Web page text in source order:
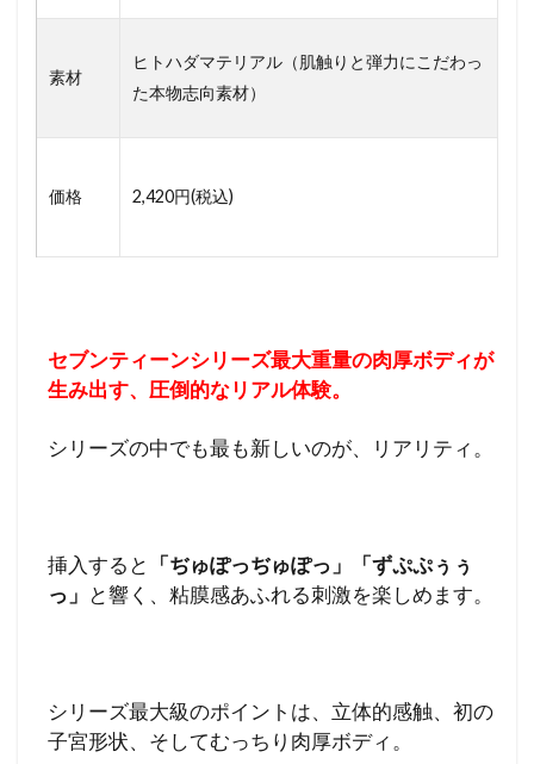
素材
ヒトハダマテリアル（肌触りと弾力にこだわっ
た本物志向素材）
価格 2,420円(税込)
セブンティーンシリーズ最大重量の肉厚ボディが
生み出す、圧倒的なリアル体験。
シリーズの中でも最も新しいのが、リアリティ。
挿入すると
「ぢゅぽっぢゅぽっ」「ずぷぷぅぅ
っ」 と響く、粘膜感あふれる刺激を楽しめます。
シリーズ最大級のポイントは、立体的感触、初の
子宮形状、そしてむっちり肉厚ボディ。